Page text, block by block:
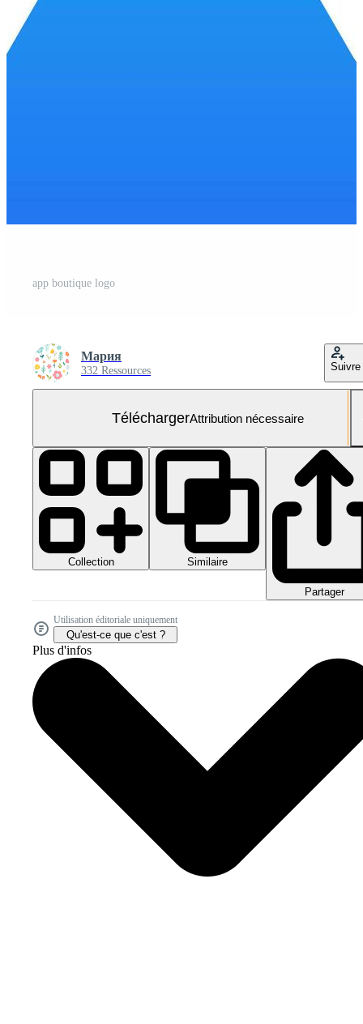
app boutique logo
Мария
332 Ressources Suivre
TéléchargerAttribution nécessaire
Collection Similaire
Partager
Utilisation éditoriale uniquement
Qu'est-ce que c'est ?
Plus d'infos